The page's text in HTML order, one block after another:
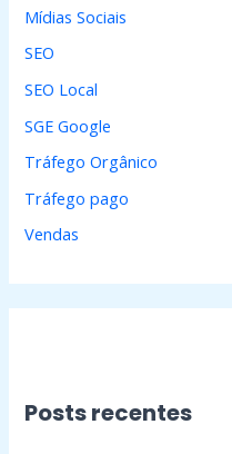
Mídias Sociais
SEO
SEO Local
SGE Google
Tráfego Orgânico
Tráfego pago
Vendas
Posts recentes